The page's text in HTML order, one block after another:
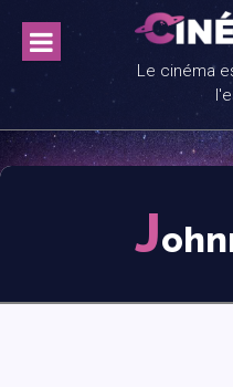
content
Le cinéma
J